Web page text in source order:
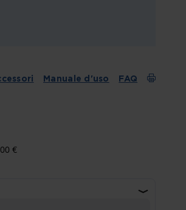
Manuale d'uso FAQ
€